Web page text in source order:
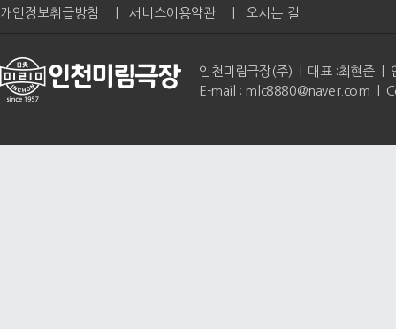
개인정보취급방침 서비스이용약관 오시는 길
인천미림극장(주) | 대표 :최현준 |
E-mail : mlc8880@naver.com |